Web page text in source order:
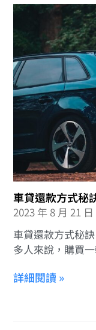
車貸還款方式秘
2023 年 8 月 21 日
車貸還款方式秘
多人來說，購買
詳細閱讀 »